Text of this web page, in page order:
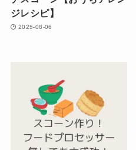
ジレシピ】
2025-08-06